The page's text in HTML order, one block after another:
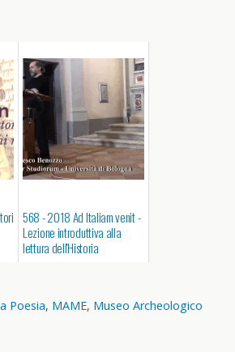
568 - 2018 Ad Italiam venit -
Lezione introduttiva alla
lettura dell'Historia
Poesia, MAME, Museo Archeologico